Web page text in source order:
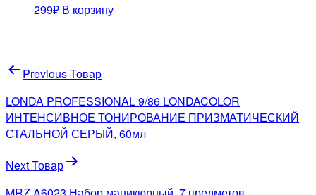
299₽ В корзину
Навигация
по
записям
Previous Товар
LONDA PROFESSIONAL 9/86 LONDACOLOR
ИНТЕНСИВНОЕ ТОНИРОВАНИЕ ПРИЗМАТИЧЕСКИЙ
СТАЛЬНОЙ СЕРЫЙ, 60мл
Next Товар